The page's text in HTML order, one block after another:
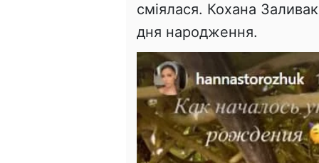
сміялася. Кохана
дня народження.